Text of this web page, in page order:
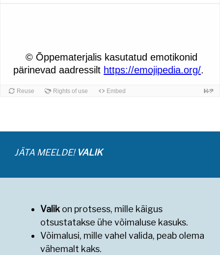
JÄTA MEELDE! VALIK
Valikon protsess, mille käigus
otsustatakse ühe võimaluse kasuks.
Võimalusi, mille vahel valida, peab olema
vähemalt kaks.